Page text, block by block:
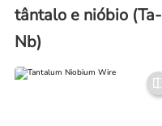
tântalo e nióbio (Ta-
Nb)